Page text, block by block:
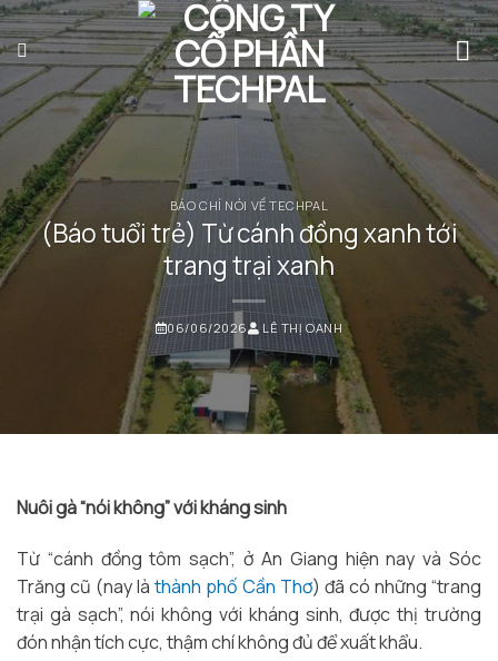
Bỏ
qua
nội
dung
BÁO CHÍ NÓI VỀ TECHPAL
(Báo tuổi trẻ) Từ cánh đồng xanh tới
trang trại xanh
06/06/2026 LÊ THỊ OANH
Nuôi gà “nói không” với kháng sinh
Từ “cánh đồng tôm sạch”, ở An Giang hiện nay và Sóc
Trăng cũ (nay làthành phố Cần Thơ) đã có những “trang
trại gà sạch”, nói không với kháng sinh, được thị trường
đón nhận tích cực, thậm chí không đủ để xuất khẩu.